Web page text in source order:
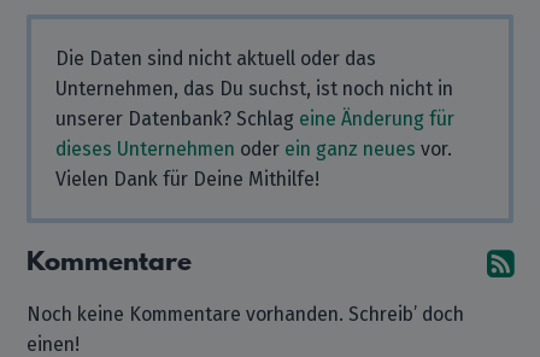
Die Daten sind nicht aktuell oder das
Unternehmen, das Du suchst, ist noch nicht in
unserer Datenbank? Schlag eine Änderung für
dieses Unternehmen oder ein ganz neues vor.
Vielen Dank für Deine Mithilfe!
Kommentare
Noch keine Kommentare vorhanden. Schreib’ doch
einen!